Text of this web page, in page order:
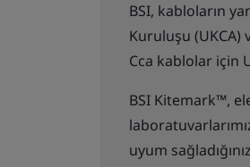
BSI, kabloların
Kuruluşu (UKCA)
Cca kablolar için
BSI Kitemark™,
uyum